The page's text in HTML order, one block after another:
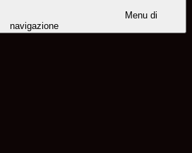
Menu di
navigazione